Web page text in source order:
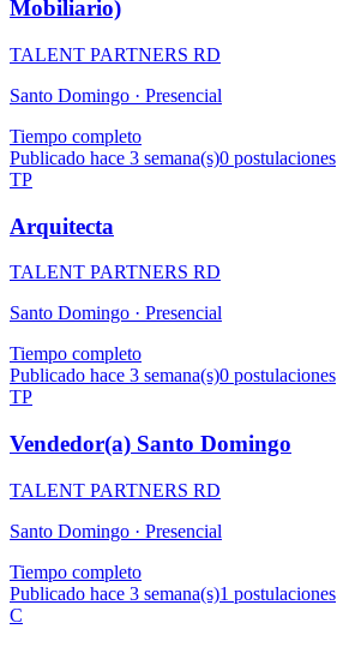
Mobiliario)
TALENT PARTNERS RD
Santo Domingo · Presencial
Tiempo completo
Publicado hace 3 semana(s)0 postulaciones
TP
Arquitecta
TALENT PARTNERS RD
Santo Domingo · Presencial
Tiempo completo
Publicado hace 3 semana(s)0 postulaciones
TP
Vendedor(a) Santo Domingo
TALENT PARTNERS RD
Santo Domingo · Presencial
Tiempo completo
Publicado hace 3 semana(s)1 postulaciones
C